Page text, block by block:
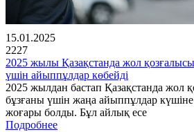
15.01.2025
2227
2025 жылы Қазақстанда жол
үшін айыппұлдар көбейді
2025 жылдан бастап Қазақстанда жол
бұзғаны үшін жаңа айыппұлдар күшіне
жоғары болды. Бұл айлық есе
Подробнее